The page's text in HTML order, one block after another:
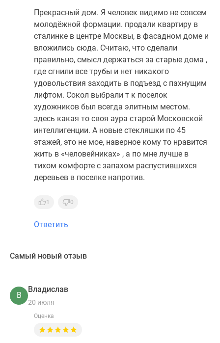
Прекрасный дом. Я человек видимо не совсем
молодёжной формации. продали квартиру в
сталинке в центре Москвы, в фасадном доме и
вложились сюда. Считаю, что сделали
правильно, смысл держаться за старые дома ,
где сгнили все трубы и нет никакого
удовольствия заходить в подъезд с пахнущим
лифтом. Сокол выбрали т к поселок
художников был всегда элитным местом.
здесь какая то своя аура старой Московской
интеллигенции. А новые стекляшки по 45
этажей, это не мое, наверное кому то нравится
жить в «человейниках» , а по мне лучше в
тихом комфорте с запахом распустившихся
деревьев в поселке напротив.
1 0
Ответить
Самый новый отзыв
В
Владислав
20 июля
Оценка